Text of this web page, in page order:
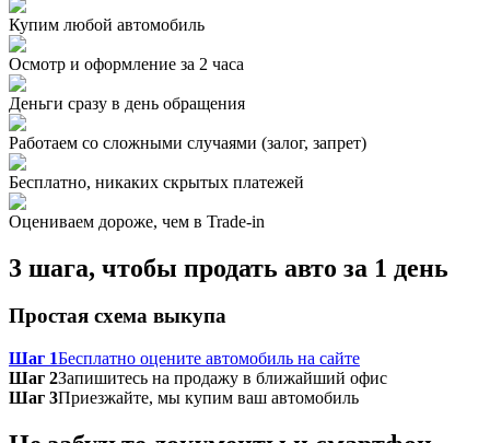
Купим любой автомобиль
Осмотр и оформление за 2 часа
Деньги сразу в день обращения
Работаем со сложными случаями (залог, запрет)
Бесплатно, никаких скрытых платежей
Оцениваем дороже, чем в Trade‑in
3 шага, чтобы продать авто за 1 день
Простая схема выкупа
Шаг 1Бесплатно оцените автомобиль на сайте
Шаг 2Запишитесь на продажу в ближайший офис
Шаг 3Приезжайте, мы купим ваш автомобиль